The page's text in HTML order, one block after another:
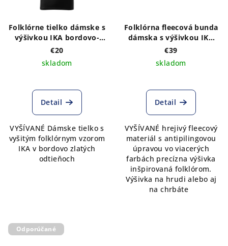
Folklórne tielko dámske s
výšivkou IKA bordovo-
zlatá
€20
skladom
Detail
VYŠÍVANÉ Dámske tielko s
vyšitým folklórnym vzorom
IKA v bordovo zlatých
odtieňoch
Folklórna fleecová bunda
dámska s výšivkou IKA
folk- výber farieb
€39
skladom
Detail
VYŠÍVANÉ hrejivý fleecový
materiál s antipilingovou
úpravou vo viacerých
farbách precízna výšivka
inšpirovaná folklórom.
Výšivka na hrudi alebo aj
na chrbáte
Odporúčané